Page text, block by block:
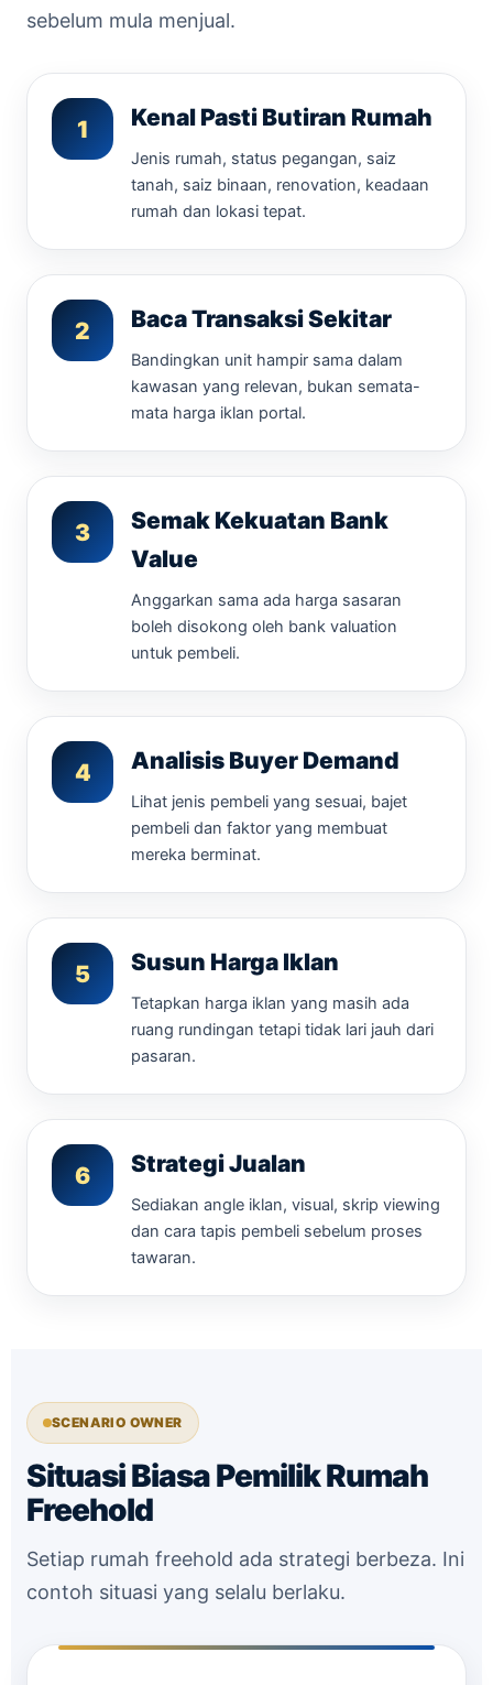
sebelum mula menjual.
1 Kenal Pasti Butiran Rumah
Jenis rumah, status pegangan, saiz
tanah, saiz binaan, renovation, keadaan
rumah dan lokasi tepat.
2 Baca Transaksi Sekitar
Bandingkan unit hampir sama dalam
kawasan yang relevan, bukan semata-
mata harga iklan portal.
3
Semak Kekuatan Bank
Value
Anggarkan sama ada harga sasaran
boleh disokong oleh bank valuation
untuk pembeli.
4 Analisis Buyer Demand
Lihat jenis pembeli yang sesuai, bajet
pembeli dan faktor yang membuat
mereka berminat.
5 Susun Harga Iklan
Tetapkan harga iklan yang masih ada
ruang rundingan tetapi tidak lari jauh dari
pasaran.
6 Strategi Jualan
Sediakan angle iklan, visual, skrip viewing
dan cara tapis pembeli sebelum proses
tawaran.
SCENARIO OWNER
Situasi Biasa Pemilik Rumah
Freehold
Setiap rumah freehold ada strategi berbeza. Ini
contoh situasi yang selalu berlaku.